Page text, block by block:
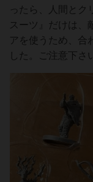
ったら、人間とク
スーツ』だけは、
アを使うため、合
した。ご注意下さ